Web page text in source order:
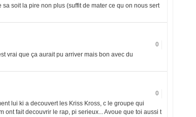
soit la pire non plus (suffit de mater ce qu on nous sert
0
vrai que ça aurait pu arriver mais bon avec du
0
lui ki a decouvert les Kriss Kross, c le groupe qui
ont fait decouvrir le rap, pi serieux... Avoue que toi aussi t